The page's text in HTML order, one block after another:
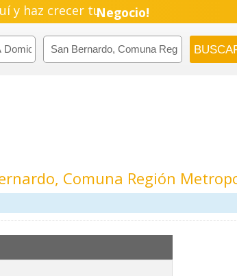
y haz crecer tuEmpresa!
Negocio!
Pyme!
Comuna Región